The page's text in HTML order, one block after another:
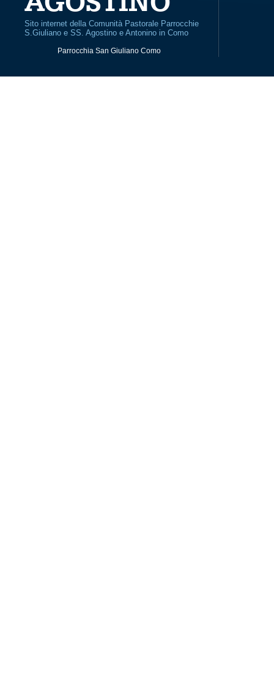
Sito internet della Comunità Pastorale Parrocchie
S.Giuliano e SS. Agostino e Antonino in Como
Parrocchia San Giuliano Como